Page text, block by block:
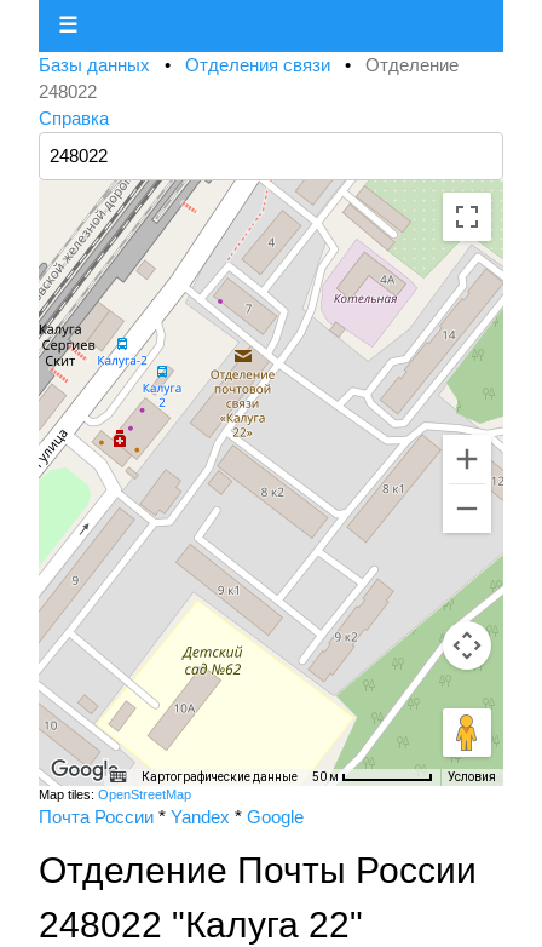
☰
Базы данных • Отделения связи • Отделение
248022
Справка
Картографические данные 50 м Условия
Map tiles: OpenStreetMap
Почта России * Yandex * Google
Отделение Почты России
248022 "Калуга 22"